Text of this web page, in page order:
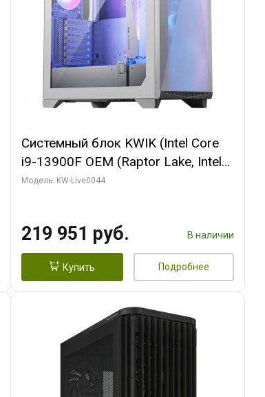
Системный блок KWIK (Intel Core
i9-13900F OEM (Raptor Lake, Intel
7, Efficient-co/ 32 ГБ ОЗУ (2
HD/ 512 ГБ SSD)
Модель: KW-Live0044
219 951 руб. В наличии
Купить Подробнее